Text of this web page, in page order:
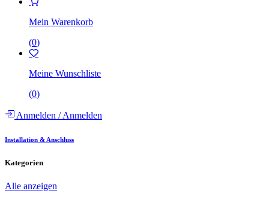
Mein Warenkorb
(0)
Meine Wunschliste
(0)
Anmelden /Anmelden
Installation & Anschluss
Kategorien
Alle anzeigen